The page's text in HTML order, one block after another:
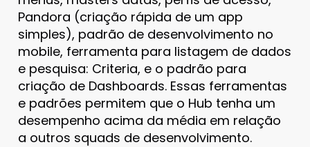
Pandora (criação rápida de um app
simples), padrão de desenvolvimento no
mobile, ferramenta para listagem de dados
e pesquisa: Criteria, e o padrão para
criação de Dashboards. Essas ferramentas
e padrões permitem que o Hub tenha um
desempenho acima da média em relação
a outros squads de desenvolvimento.